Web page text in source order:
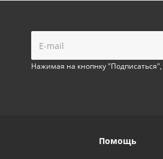
Нажимая на кнопнку
Помощь